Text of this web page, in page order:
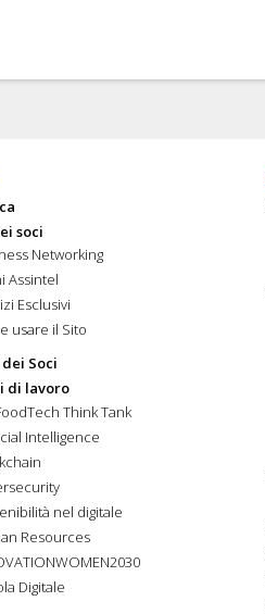
soci
Networking
Assintel
Esclusivi
usare il Sito
Soci
di lavoro
Think Tank
Intelligence
nel digitale
Resources
Digitale